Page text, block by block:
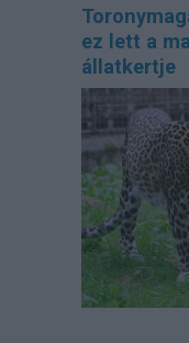
ez lett a
állatkertje